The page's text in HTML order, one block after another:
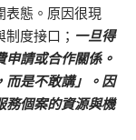
表態。原因很現
度接口； 一旦得
請或合作關係。
而是不敢講」。因
務個案的資源與機